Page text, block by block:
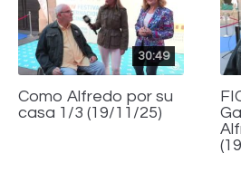
30:49
Como Alfredo por su
casa 1/3 (19/11/25)